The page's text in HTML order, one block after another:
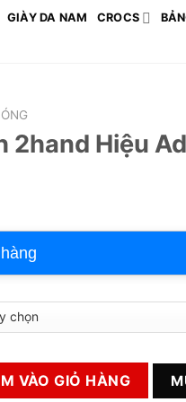
GIÀY DA NAM CROCS
2hand Hiệu
Adidas số lượng
VÀO GIỎ HÀNG